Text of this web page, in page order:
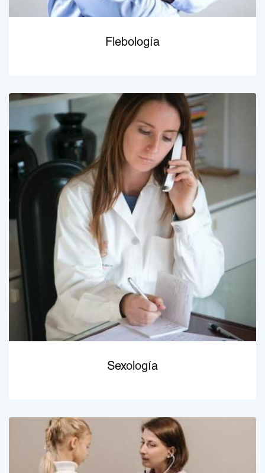
Flebología
Sexología